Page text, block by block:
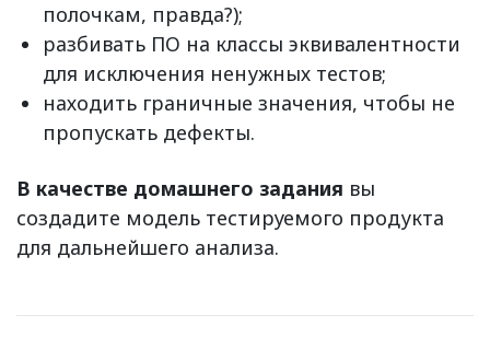
полочкам, правда?);
разбивать ПО на классы эквивалентности
для исключения ненужных тестов;
находить граничные значения, чтобы не
пропускать дефекты.
В качестве домашнего задания вы
создадите модель тестируемого продукта
для дальнейшего анализа.